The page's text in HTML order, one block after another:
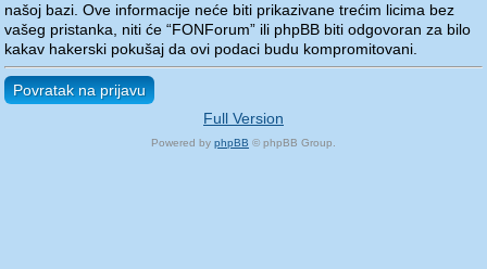
našoj bazi. Ove informacije neće biti prikazivane trećim licima bez
vašeg pristanka, niti će “FONForum” ili phpBB biti odgovoran za bilo
kakav hakerski pokušaj da ovi podaci budu kompromitovani.
Povratak na prijavu
Full Version
Powered by phpBB © phpBB Group.